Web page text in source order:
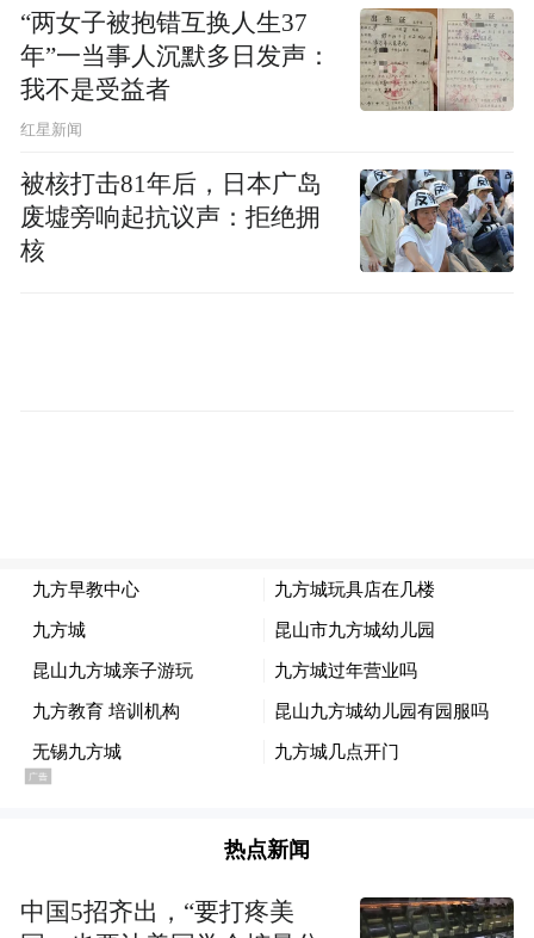
“两女子被抱错互换人生37
年”一当事人沉默多日发声：
我不是受益者
红星新闻
被核打击81年后，日本广岛
废墟旁响起抗议声：拒绝拥
核
热点新闻
中国5招齐出，“要打疼美